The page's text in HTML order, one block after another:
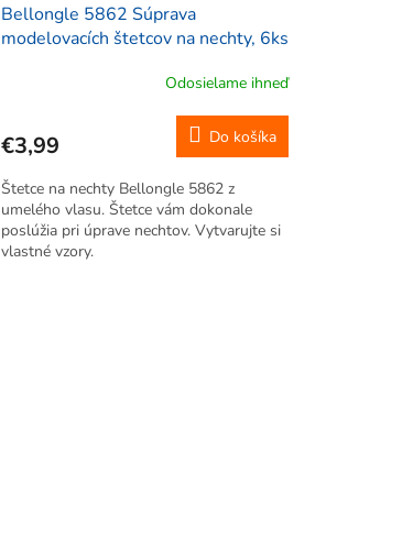
Bellongle 5862 Súprava
modelovacích štetcov na nechty, 6ks
Odosielame ihneď
€3,99 Do košíka
Štetce na nechty Bellongle 5862 z
umelého vlasu. Štetce vám dokonale
poslúžia pri úprave nechtov. Vytvarujte si
vlastné vzory.